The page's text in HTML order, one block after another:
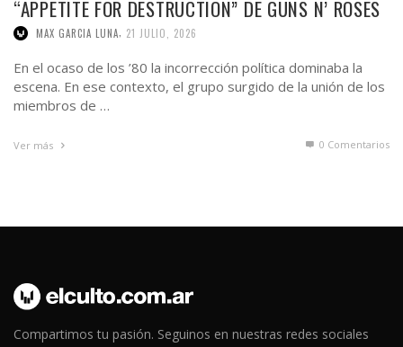
“APPETITE FOR DESTRUCTION” DE GUNS N’ ROSES
MAX GARCIA LUNA 21 JULIO, 2026
En el ocaso de los ’80 la incorrección política dominaba la
escena. En ese contexto, el grupo surgido de la unión de los
miembros de …
Ver más 0 Comentarios
Compartimos tu pasión. Seguinos en nuestras redes sociales